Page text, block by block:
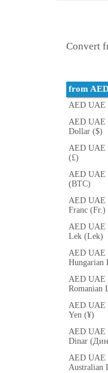
Convert
from
AED UAE
AED UAE
Dollar ($)
AED UAE
(£)
AED UAE
(BTC)
AED UAE
Franc (Fr.)
AED UAE
Lek (Lek)
AED UAE
Hungarian
AED UAE
Romanian
AED UAE
Yen (¥)
AED UAE
Dinar
AED UAE
Australian